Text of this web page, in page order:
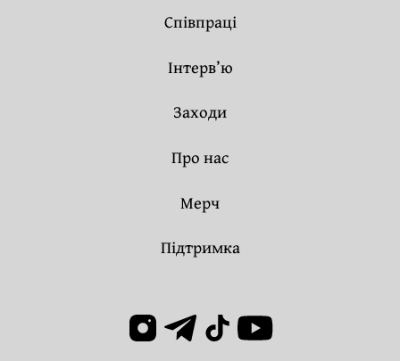
Співпраці
Інтерв’ю
Заходи
Про нас
Мерч
Підтримка